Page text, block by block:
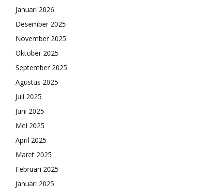
Januari 2026
Desember 2025
November 2025
Oktober 2025
September 2025
Agustus 2025
Juli 2025
Juni 2025
Mei 2025
April 2025
Maret 2025
Februari 2025
Januari 2025